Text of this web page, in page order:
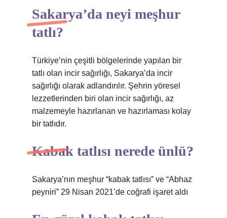
Sakarya’da neyi meşhur
tatlı?
Türkiye’nin çeşitli bölgelerinde yapılan bir
tatlı olan incir sağırlığı, Sakarya’da incir
sağırlığı olarak adlandırılır. Şehrin yöresel
lezzetlerinden biri olan incir sağırlığı, az
malzemeyle hazırlanan ve hazırlaması kolay
bir tatlıdır.
Kabak tatlısı nerede ünlü?
Sakarya’nın meşhur “kabak tatlısı” ve “Abhaz
peyniri” 29 Nisan 2021’de coğrafi işaret aldı